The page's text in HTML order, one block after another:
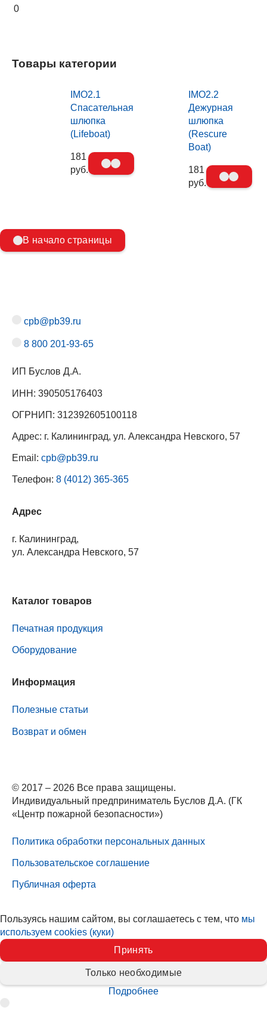
0
Товары категории
IMO2.1
Спасательная
шлюпка
(Lifeboat)
181
руб.
IMO2.2
Дежурная
шлюпка
(Rescure
Boat)
181
руб.
В начало страницы
cpb@pb39.ru
8 800 201-93-65
ИП Буслов Д.А.
ИНН: 390505176403
ОГРНИП: 312392605100118
Адрес: г. Калининград, ул. Александра Невского, 57
Email: cpb@pb39.ru
Телефон: 8 (4012) 365-365
Адрес
г. Калининград,
ул. Александра Невского, 57
Каталог товаров
Печатная продукция
Оборудование
Информация
Полезные статьи
Возврат и обмен
© 2017 – 2026 Все права защищены.
Индивидуальный предприниматель Буслов Д.А. (ГК
«Центр пожарной безопасности»)
Политика обработки персональных данных
Пользовательское соглашение
Публичная оферта
Пользуясь нашим сайтом, вы соглашаетесь с тем, что мы
используем cookies (куки)
Принять
Только необходимые
Подробнее